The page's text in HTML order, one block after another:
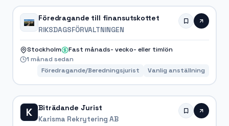
Föredragande till finansutskottet
RIKSDAGSFÖRVALTNINGEN
Stockholm
Fast månads- vecko- eller timlön
1 månad sedan
Föredragande/Beredningsjurist
Vanlig anställning
K Biträdande Jurist
Karisma Rekrytering AB